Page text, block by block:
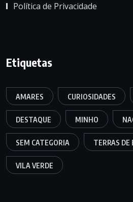
Política de Privacidade
Etiquetas
AMARES CURIOSIDADES
DESTAQUE MINHO
SEM CATEGORIA TERRAS DE
VILA VERDE